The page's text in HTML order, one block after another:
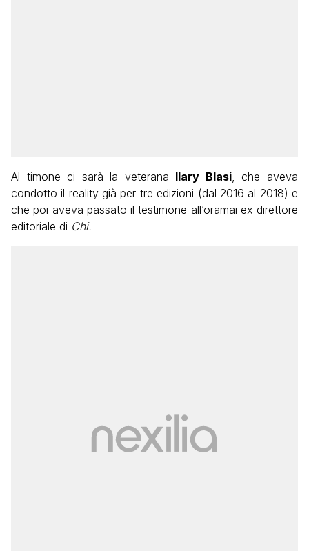
Al timone ci sarà la veterana Ilary Blasi, che aveva
condotto il reality già per tre edizioni (dal 2016 al 2018) e
che poi aveva passato il testimone all’oramai ex direttore
editoriale di Chi.